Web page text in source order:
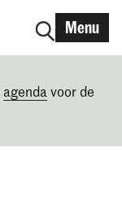
Menu
agenda voor de